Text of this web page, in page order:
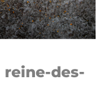
reine-des-